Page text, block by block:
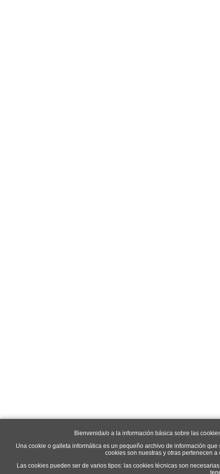
Bienvenida/o a la información básica sobre las
Una cookie o galleta informática es un pequeño archivo de información
cookies son nuestras y otras pertenecen
Las cookies pueden ser de varios tipos: las cookies técnicas son